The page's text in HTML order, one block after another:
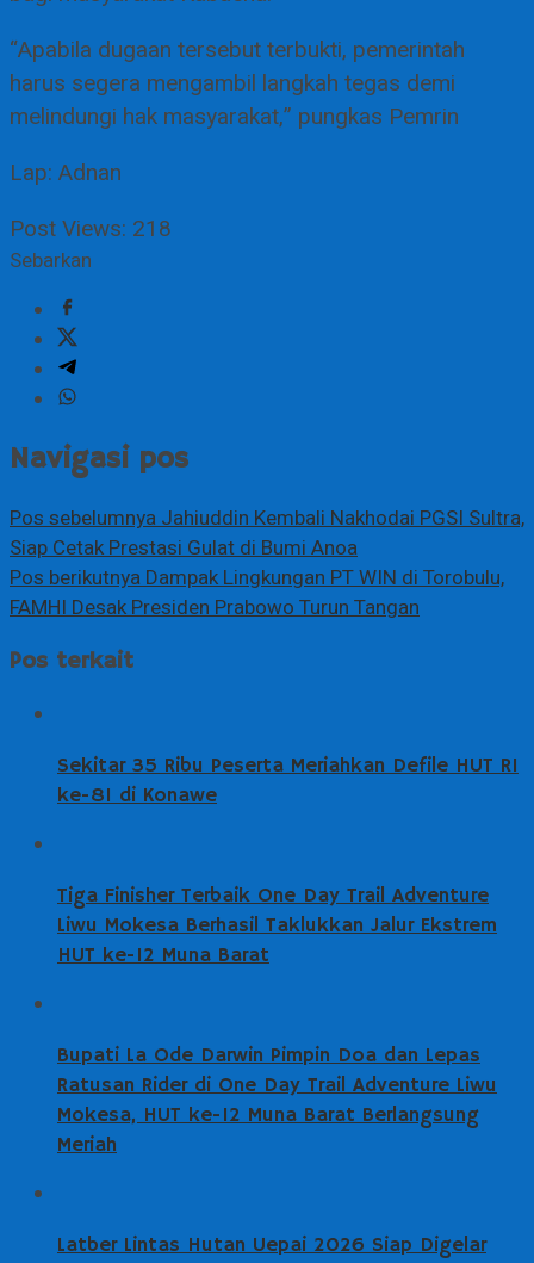
“Apabila dugaan tersebut terbukti, pemerintah
harus segera mengambil langkah tegas demi
melindungi hak masyarakat,” pungkas Pemrin
Lap: Adnan
Post Views: 218
Sebarkan
Navigasi pos
Pos sebelumnyaJahiuddin Kembali Nakhodai PGSI Sultra,
Siap Cetak Prestasi Gulat di Bumi Anoa
Pos berikutnyaDampak Lingkungan PT WIN di Torobulu,
FAMHI Desak Presiden Prabowo Turun Tangan
Pos terkait
Sekitar 35 Ribu Peserta Meriahkan Defile HUT RI
ke-81 di Konawe
Tiga Finisher Terbaik One Day Trail Adventure
Liwu Mokesa Berhasil Taklukkan Jalur Ekstrem
HUT ke-12 Muna Barat
Bupati La Ode Darwin Pimpin Doa dan Lepas
Ratusan Rider di One Day Trail Adventure Liwu
Mokesa, HUT ke-12 Muna Barat Berlangsung
Meriah
Latber Lintas Hutan Uepai 2026 Siap Digelar